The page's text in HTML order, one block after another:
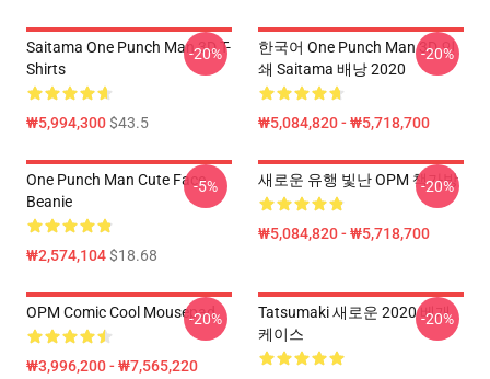
Saitama One Punch Man 3D T-
Shirts
₩5,994,300$43.5
-20%
한국어 One Punch Man 3D 인
쇄 Saitama 배낭 2020
₩5,084,820 - ₩5,718,700
-20%
One Punch Man Cute Face
Beanie
₩2,574,104$18.68
-5% 새로운 유행 빛난 OPM 책가방
₩5,084,820 - ₩5,718,700
-20%
OPM Comic Cool Mousepad
₩3,996,200 - ₩7,565,220
-20%
Tatsumaki 새로운 2020 베개
케이스
-20%